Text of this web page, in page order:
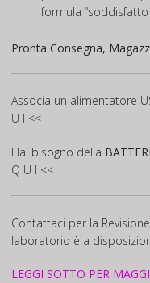
formula
Pronta Consegna,
Associa un alimentatore
U I <<
Hai bisogno della
Q U I <<
Contattaci per la
laboratorio è a
LEGGI SOTTO PER